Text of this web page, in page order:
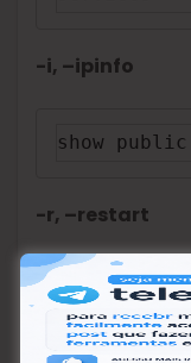
-i, –ipinfo
show
-r, –restart